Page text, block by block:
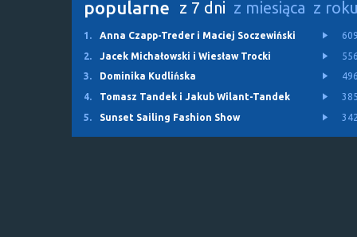
popularne z 7 dni z miesiąca z
1. Anna Czapp-Treder i Maciej Soczewiński
2.
Jacek Michałowski i Wiesław Trocki
3.
Dominika Kudlińska
4.
Tomasz Tandek i Jakub Wilant-Tandek
5.
Sunset Sailing Fashion Show